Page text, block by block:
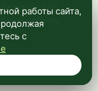
для
работы
работы сайта,
с